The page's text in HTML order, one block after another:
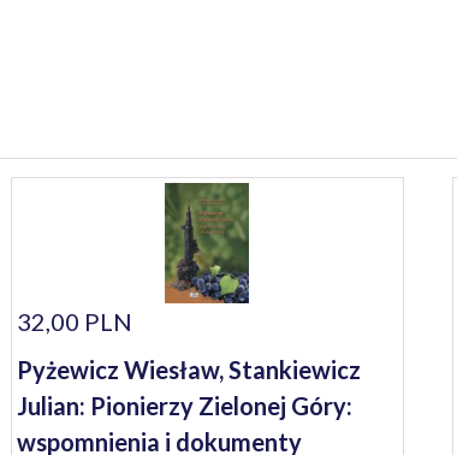
32,00 PLN
Pyżewicz Wiesław, Stankiewicz
Julian: Pionierzy Zielonej Góry:
wspomnienia i dokumenty